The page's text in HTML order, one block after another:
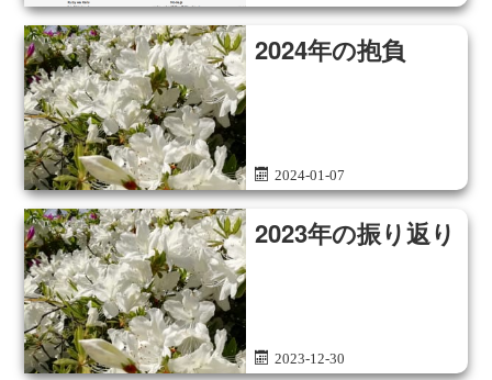
2024年の抱負
2024-01-07
2023年の振り返り
2023-12-30